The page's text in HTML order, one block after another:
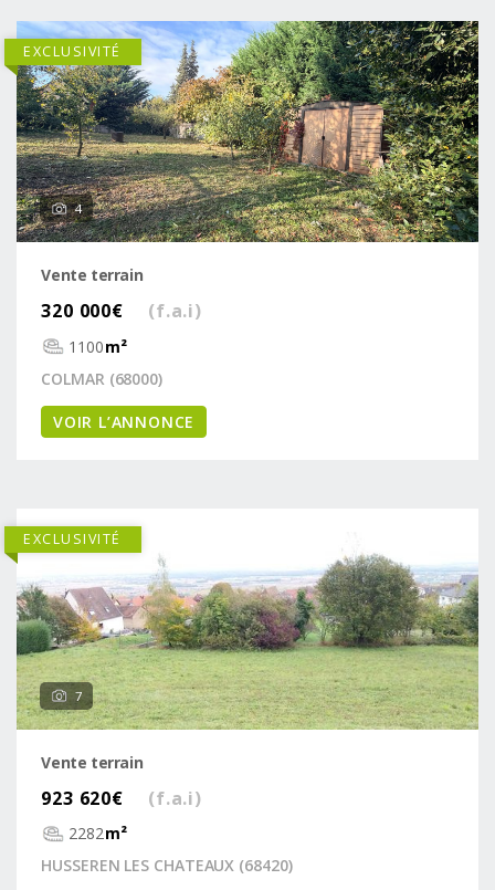
EXCLUSIVITÉ
4
Vente terrain
320 000€ (f.a.i)
1100m²
COLMAR (68000)
VOIR L’ANNONCE
EXCLUSIVITÉ
7
Vente terrain
923 620€ (f.a.i)
2282m²
HUSSEREN LES CHATEAUX (68420)